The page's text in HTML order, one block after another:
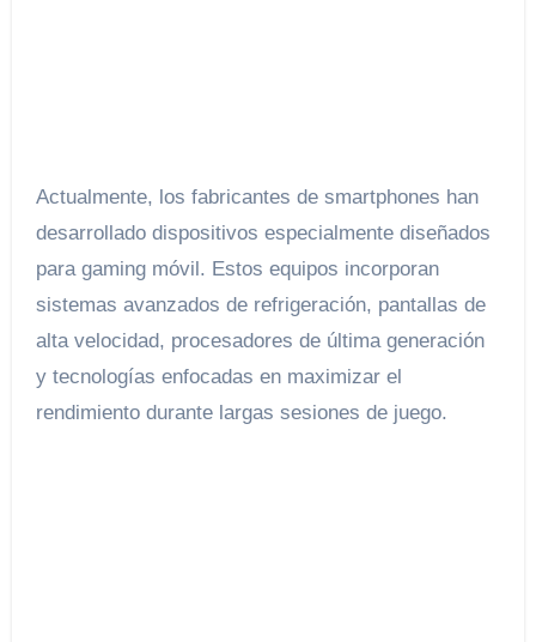
Actualmente, los fabricantes de smartphones han
desarrollado dispositivos especialmente diseñados
para gaming móvil. Estos equipos incorporan
sistemas avanzados de refrigeración, pantallas de
alta velocidad, procesadores de última generación
y tecnologías enfocadas en maximizar el
rendimiento durante largas sesiones de juego.